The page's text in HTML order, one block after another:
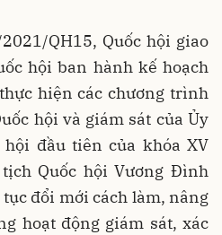
QH15, Quốc hội giao
hội ban hành kế hoạch
hiện các chương trình
hội và giám sát của Ủy
đầu tiên của khóa XV
Quốc hội Vương Đình
đổi mới cách làm, nâng
hoạt động giám sát, xác